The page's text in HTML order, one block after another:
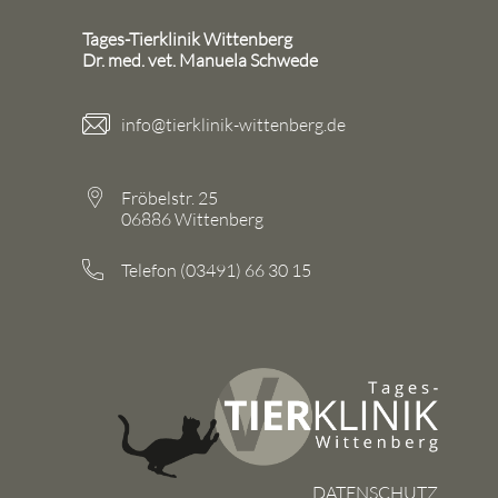
Tages-Tierklinik Wittenberg
Dr. med. vet. Manuela Schwede
info@tierklinik-wittenberg.de
Fröbelstr. 25
06886 Wittenberg
Telefon (03491) 66 30 15
DATENSCHUTZ